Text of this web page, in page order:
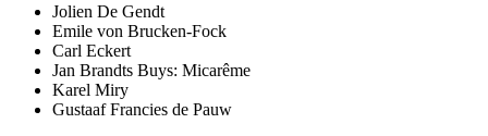
Jolien De Gendt
Emile von Brucken-Fock
Carl Eckert
Jan Brandts Buys: Micarême
Karel Miry
Gustaaf Francies de Pauw